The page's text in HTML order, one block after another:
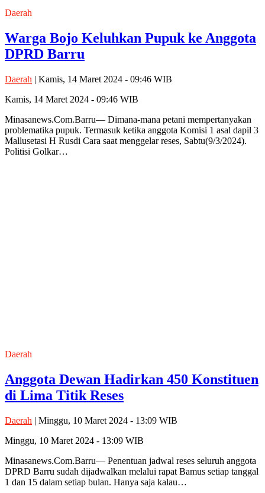
Daerah
Warga Bojo Keluhkan Pupuk ke Anggota
DPRD Barru
Daerah | Kamis, 14 Maret 2024 - 09:46 WIB
Kamis, 14 Maret 2024 - 09:46 WIB
Minasanews.Com.Barru— Dimana-mana petani mempertanyakan
problematika pupuk. Termasuk ketika anggota Komisi 1 asal dapil 3
Mallusetasi H Rusdi Cara saat menggelar reses, Sabtu(9/3/2024).
Politisi Golkar…
Daerah
Anggota Dewan Hadirkan 450 Konstituen
di Lima Titik Reses
Daerah | Minggu, 10 Maret 2024 - 13:09 WIB
Minggu, 10 Maret 2024 - 13:09 WIB
Minasanews.Com.Barru— Penentuan jadwal reses seluruh anggota
DPRD Barru sudah dijadwalkan melalui rapat Bamus setiap tanggal
1 dan 15 dalam setiap bulan. Hanya saja kalau…